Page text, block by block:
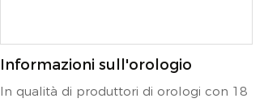
Informazioni sull'orologio
In qualità di produttori di orologi con 18